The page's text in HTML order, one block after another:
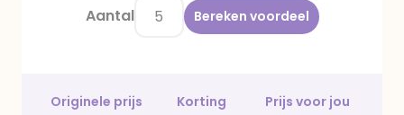
Aantal Bereken voordeel
Originele prijs Korting
Prijs voor jou